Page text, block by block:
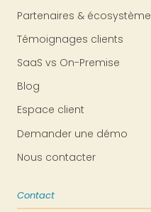
Partenaires & écosystème
Témoignages clients
SaaS vs On-Premise
Blog
Espace client
Demander une démo
Nous contacter
Contact